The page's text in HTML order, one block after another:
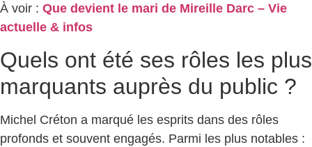
À voir : Que devient le mari de Mireille Darc – Vie
actuelle & infos
Quels ont été ses rôles les plus
marquants auprès du public ?
Michel Créton a marqué les esprits dans des rôles
profonds et souvent engagés. Parmi les plus notables :